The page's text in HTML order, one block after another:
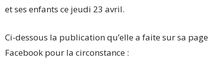
et ses enfants ce jeudi 23 avril.
Ci-dessous la publication qu’elle a faite sur sa page
Facebook pour la circonstance :